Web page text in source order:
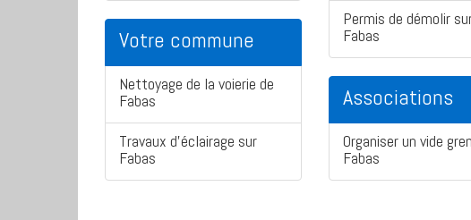
Votre commune
Nettoyage de la voierie de
Fabas
Travaux d'éclairage sur
Fabas
Permis de démolir
Fabas
Associations
Organiser un vide
Fabas